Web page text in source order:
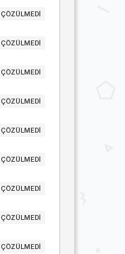
ÇÖZÜLMEDİ
ÇÖZÜLMEDİ
ÇÖZÜLMEDİ
ÇÖZÜLMEDİ
ÇÖZÜLMEDİ
ÇÖZÜLMEDİ
ÇÖZÜLMEDİ
ÇÖZÜLMEDİ
ÇÖZÜLMEDİ